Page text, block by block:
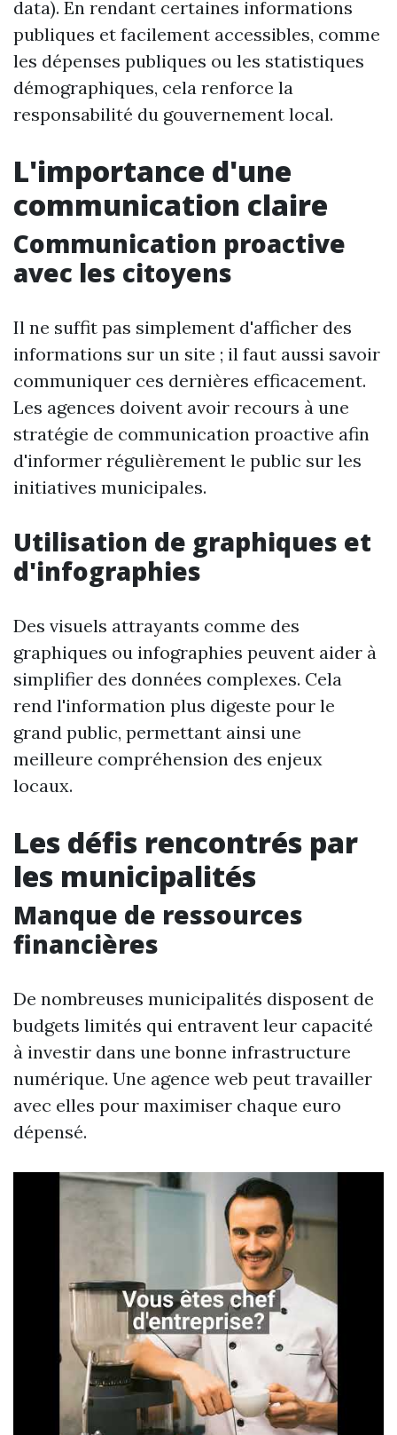
data). En rendant certaines informations
publiques et facilement accessibles, comme
les dépenses publiques ou les statistiques
démographiques, cela renforce la
responsabilité du gouvernement local.
L'importance d'une
communication claire
Communication proactive
avec les citoyens
Il ne suffit pas simplement d'afficher des
informations sur un site ; il faut aussi savoir
communiquer ces dernières efficacement.
Les agences doivent avoir recours à une
stratégie de communication proactive afin
d'informer régulièrement le public sur les
initiatives municipales.
Utilisation de graphiques et
d'infographies
Des visuels attrayants comme des
graphiques ou infographies peuvent aider à
simplifier des données complexes. Cela
rend l'information plus digeste pour le
grand public, permettant ainsi une
meilleure compréhension des enjeux
locaux.
Les défis rencontrés par
les municipalités
Manque de ressources
financières
De nombreuses municipalités disposent de
budgets limités qui entravent leur capacité
à investir dans une bonne infrastructure
numérique. Une agence web peut travailler
avec elles pour maximiser chaque euro
dépensé.